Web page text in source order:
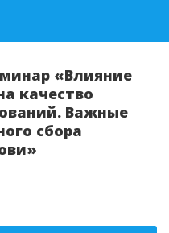
«Влияние
качество
Важные
сбора